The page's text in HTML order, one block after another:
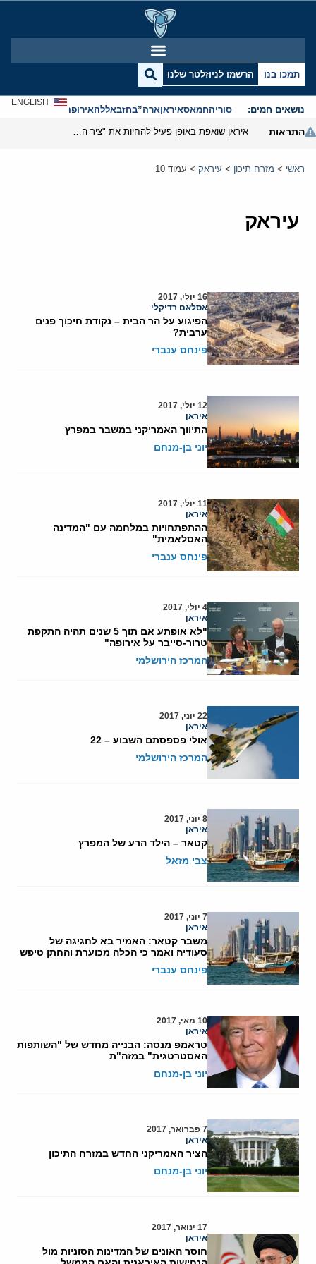
תמכו בנו הרשמו לניוזלטר שלנו
נושאים חמים: סוריהחמאסאיראןארה”בחזבאללהאירופהאנטישמיות
ENGLISH
התראות
ראשי > מזרח תיכון > עיראק > עמוד 10
עיראק
16 יולי, 2017
אסלאם רדיקלי
הפיגוע על הר הבית – נקודת חיכוך פנים
ערבית?
פינחס ענברי
12 יולי, 2017
איראן
התיווך האמריקני במשבר במפרץ
יוני בן-מנחם
11 יולי, 2017
איראן
ההתפתחויות במלחמה עם "המדינה
האסלאמית"
פינחס ענברי
4 יולי, 2017
איראן
"לא אופתע אם תוך 5 שנים תהיה התקפת
טרור-סייבר על אירופה"
המרכז הירושלמי
22 יוני, 2017
איראן
אולי פספסתם השבוע – 22
המרכז הירושלמי
8 יוני, 2017
איראן
קטאר – הילד הרע של המפרץ
צבי מזאל
7 יוני, 2017
איראן
משבר קטאר: האמיר בא לחגיגה של
סעודיה ואמר כי הכלה מכוערת והחתן טיפש
פינחס ענברי
10 מאי, 2017
איראן
טראמפ מנסה: הבנייה מחדש של "השותפות
האסטרטגית" במזה"ת
יוני בן-מנחם
7 פברואר, 2017
איראן
הציר האמריקני החדש במזרח התיכון
יוני בן-מנחם
17 ינואר, 2017
איראן
חוסר האונים של המדינות הסוניות מול